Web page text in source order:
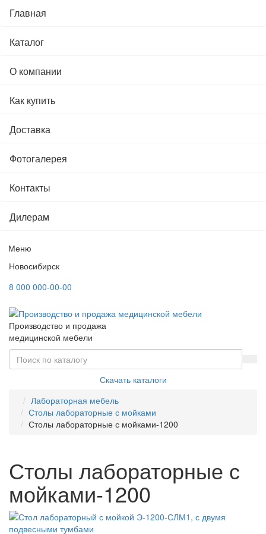
Главная
Каталог
О компании
Как купить
Доставка
Фотогалерея
Контакты
Дилерам
Меню
Новосибирск
8 000 000-00-00
Производство и продажа
медицинской мебели
Скачать каталоги
Лабораторная мебель
Столы лабораторные с мойками
Столы лабораторные с мойками-1200
Столы лабораторные с
мойками-1200